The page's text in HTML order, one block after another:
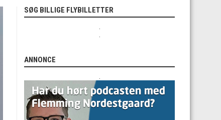
SØG BILLIGE FLYBILLETTER
ANNONCE